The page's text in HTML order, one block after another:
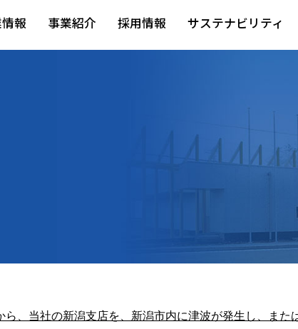
報 事業紹介 採用情報 サステナビリティ
ら、当社の新潟支店を、新潟市内に津波が発生し、また